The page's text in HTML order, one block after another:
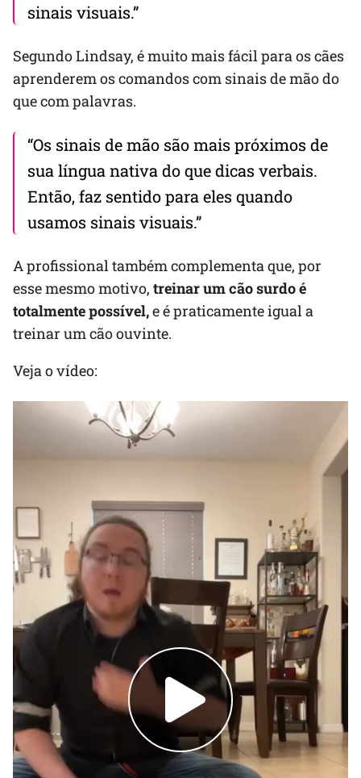
sinais visuais.”
Segundo Lindsay, é muito mais fácil para os cães
aprenderem os comandos com sinais de mão do
que com palavras.
“Os sinais de mão são mais próximos de
sua língua nativa do que dicas verbais.
Então, faz sentido para eles quando
usamos sinais visuais.”
A profissional também complementa que, por
esse mesmo motivo, treinar um cão surdo é
totalmente possível,e é praticamente igual a
treinar um cão ouvinte.
Veja o vídeo: